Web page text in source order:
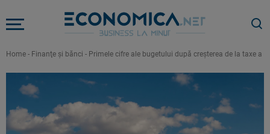
Home - Finanţe şi bănci - Primele cifre ale bugetului după creșterea de la taxe a